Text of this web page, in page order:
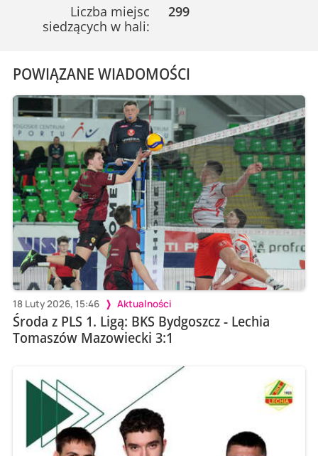
Liczba miejsc
siedzących w hali:
299
POWIĄZANE WIADOMOŚCI
18 Luty 2026, 15:46 Aktualności
Środa z PLS 1. Ligą: BKS Bydgoszcz - Lechia
Tomaszów Mazowiecki 3:1